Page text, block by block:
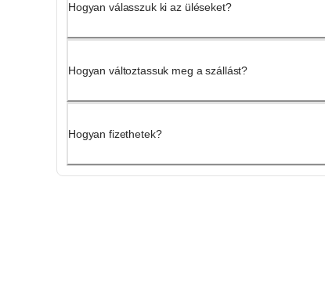
Hogyan válasszuk ki az üléseket?
Hogyan változtassuk meg a szállást?
Hogyan fizethetek?